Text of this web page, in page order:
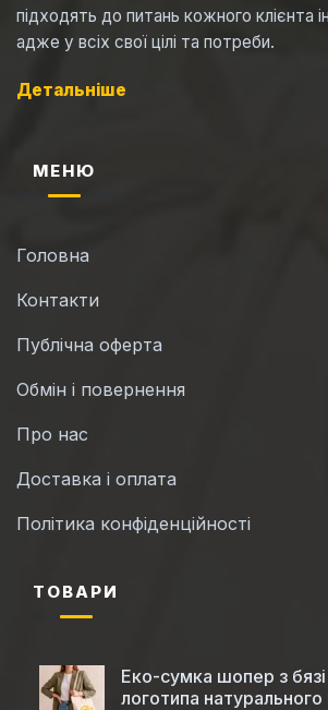
підходять до питань кожного клієнта
адже у всіх свої цілі та потреби.
Детальніше
МЕНЮ
Головна
Контакти
Публічна оферта
Обмін і повернення
Про нас
Доставка і оплата
Політика конфіденційності
ТОВАРИ
Еко-сумка шопер з
логотипа